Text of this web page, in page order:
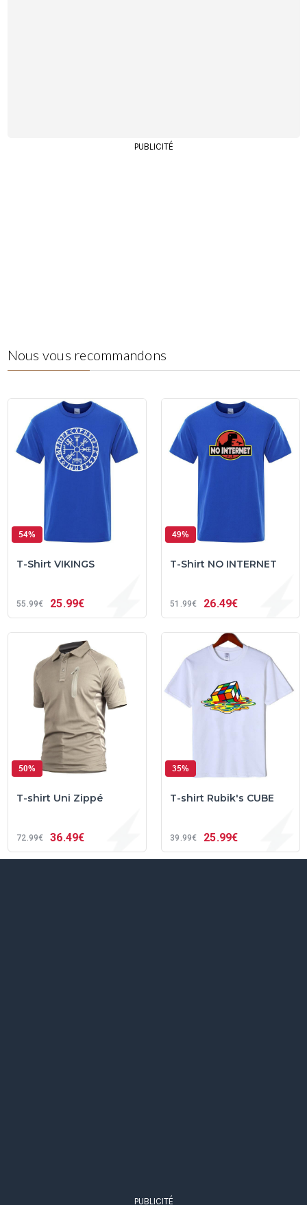
PUBLICITÉ
Nous vous recommandons
54%
T-Shirt VIKINGS
55 99€ 25 99€
49%
T-Shirt NO INTERNET
51 99€ 26 49€
50%
T-shirt Uni Zippé
72 99€ 36 49€
35%
T-shirt Rubik's CUBE
39 99€ 25 99€
PUBLICITÉ